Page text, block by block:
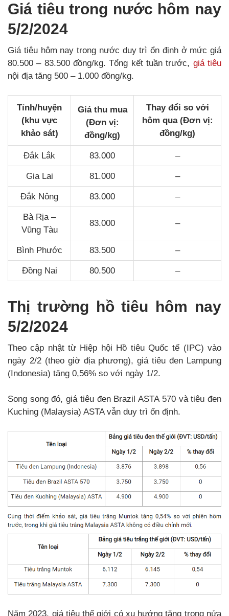
Giá tiêu trong nước hôm nay
5/2/2024
Giá tiêu hôm nay trong nước duy trì ổn định ở mức giá
80.500 – 83.500 đồng/kg. Tổng kết tuần trước, giá tiêu
nội địa tăng 500 – 1.000 đồng/kg.
Tỉnh/huyện
(khu vực
khảo sát)
Giá thu mua
(Đơn vị:
đồng/kg)
Thay đổi so với
hôm qua (Đơn vị:
đồng/kg)
Đắk Lắk 83.000 –
Gia Lai 81.000 –
Đắk Nông 83.000 –
Bà Rịa –
Vũng Tàu
83.000 –
Bình Phước 83.500 –
Đồng Nai 80.500 –
Thị trường hồ tiêu hôm nay
5/2/2024
Theo cập nhật từ Hiệp hội Hồ tiêu Quốc tế (IPC) vào
ngày 2/2 (theo giờ địa phương), giá tiêu đen Lampung
(Indonesia) tăng 0,56% so với ngày 1/2.
Song song đó, giá tiêu đen Brazil ASTA 570 và tiêu đen
Kuching (Malaysia) ASTA vẫn duy trì ổn định.
Năm 2023, giá tiêu thế giới có xu hướng tăng trong nửa